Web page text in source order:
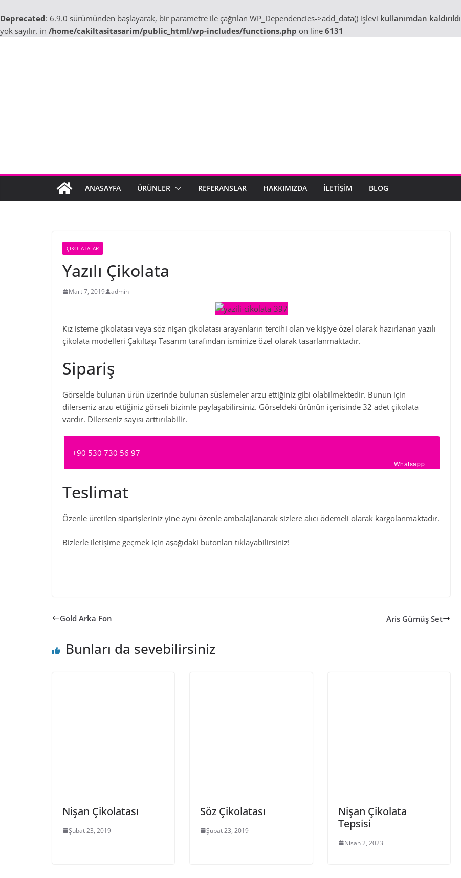
Deprecated: 6.9.0 sürümünden başlayarak, bir parametre ile çağrılan WP_Dependencies->add_data() işlevi kullanımdan kaldırıldı
yok sayılır. in /home/cakiltasitasarim/public_html/wp-includes/functions.php on line 6131
ANASAYFA ÜRÜNLER REFERANSLAR HAKKIMIZDA İLETIŞIM BLOG
ÇIKOLATALAR
Yazılı Çikolata
Mart 7, 2019 admin
Kız isteme çikolatası veya söz nişan çikolatası arayanların tercihi olan ve kişiye özel olarak hazırlanan yazılı
çikolata modelleri Çakıltaşı Tasarım tarafından isminize özel olarak tasarlanmaktadır.
Sipariş
Görselde bulunan ürün üzerinde bulunan süslemeler arzu ettiğiniz gibi olabilmektedir. Bunun için
dilerseniz arzu ettiğiniz görseli bizimle paylaşabilirsiniz. Görseldeki ürünün içerisinde 32 adet çikolata
vardır. Dilerseniz sayısı arttırılabilir.
+90 530 730 56 97
Whatsapp
Teslimat
Özenle üretilen siparişleriniz yine aynı özenle ambalajlanarak sizlere alıcı ödemeli olarak kargolanmaktadır.
Bizlerle iletişime geçmek için aşağıdaki butonları tıklayabilirsiniz!
Gold Arka Fon Aris Gümüş Set
Bunları da sevebilirsiniz
Nişan Çikolatası
Şubat 23, 2019
Söz Çikolatası
Şubat 23, 2019
Nişan Çikolata
Tepsisi
Nisan 2, 2023